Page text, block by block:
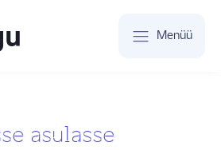
Menüü
asulasse